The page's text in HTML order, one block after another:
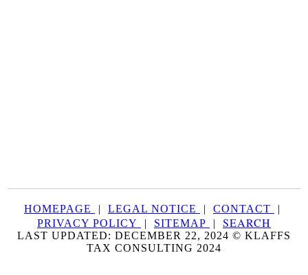
HOMEPAGE | LEGAL NOTICE | CONTACT
|
PRIVACY POLICY
| SITEMAP | SEARCH
LAST UPDATED: DECEMBER 22, 2024 © KLAFFS
TAX CONSULTING 2024